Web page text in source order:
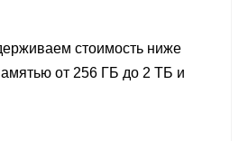
стоимость ниже
от 256 ГБ до 2 ТБ и